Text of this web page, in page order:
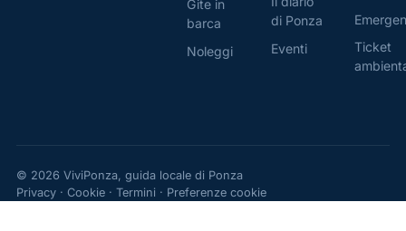
Gite in
barca
Noleggi
di Ponza
Eventi
Ticket
© 2026 ViviPonza, guida locale di Ponza
Privacy· Cookie· Termini · Preferenze cookie